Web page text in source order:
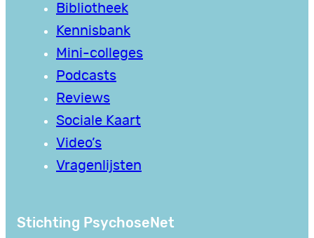
Bibliotheek
Kennisbank
Mini-colleges
Podcasts
Reviews
Sociale Kaart
Video’s
Vragenlijsten
Stichting PsychoseNet